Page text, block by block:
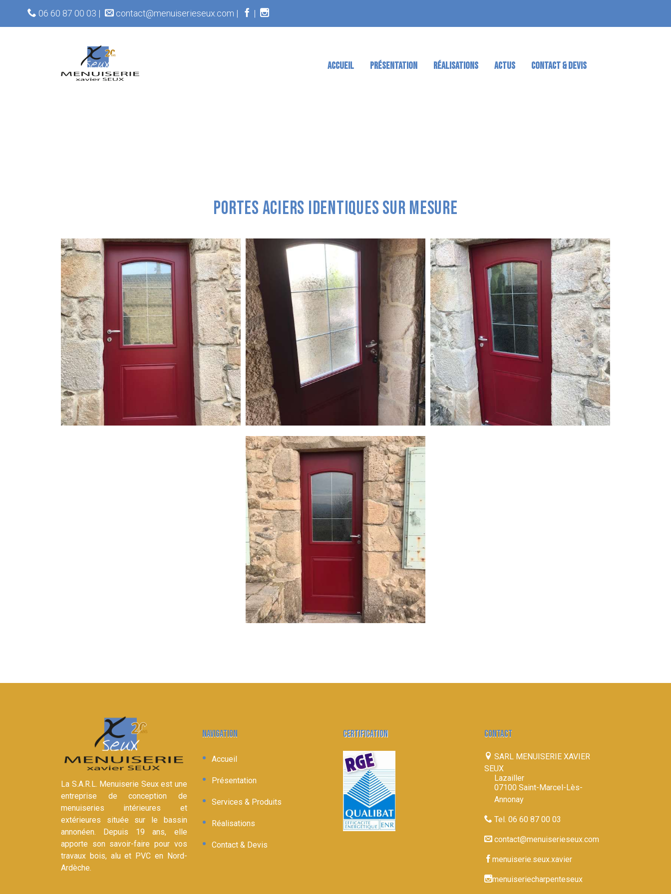
06 60 87 00 03 | contact@menuiserieseux.com | |
ACCUEIL PRÉSENTATION RÉALISATIONS ACTUS CONTACT & DEVIS
PORTES ACIERS IDENTIQUES SUR MESURE
La S.A.R.L. Menuiserie Seux est une
entreprise de conception de
menuiseries intérieures et
extérieures située sur le bassin
annonéen. Depuis 19 ans, elle
apporte son savoir-faire pour vos
travaux bois, alu et PVC en Nord-
Ardèche.
NAVIGATION
Accueil
Présentation
Services & Produits
Réalisations
Contact & Devis
CERTIFICATION CONTACT
SARL MENUISERIE XAVIER
SEUX
Lazailler
07100 Saint-Marcel-Lès-
Annonay
Tel. 06 60 87 00 03
contact@menuiserieseux.com
menuiserie.seux.xavier
menuiseriecharpenteseux